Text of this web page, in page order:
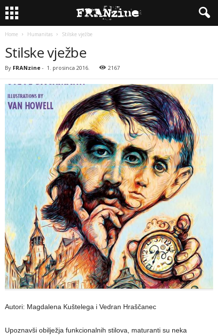
Home Humanitas Stilske vježbe
Stilske vježbe
By FRANzine - 1. prosinca 2016. 2167
Autori: Magdalena Kuštelega i Vedran Hraščanec
Upoznavši obilježja funkcionalnih stilova, maturanti su neka